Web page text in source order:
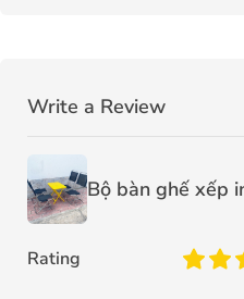
Write a Review
Bộ bàn ghế xếp
Rating